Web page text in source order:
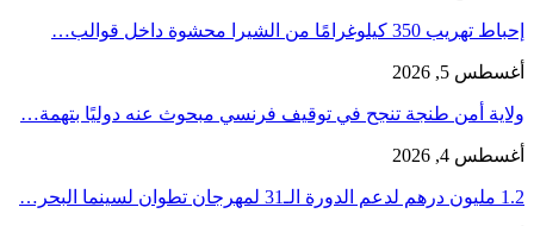
إحباط تهريب 350 كيلوغرامًا من الشيرا محشوة داخل قوالب…
أغسطس 5, 2026
ولاية أمن طنجة تنجح في توقيف فرنسي مبحوث عنه دوليًا بتهمة…
أغسطس 4, 2026
1.2 مليون درهم لدعم الدورة الـ31 لمهرجان تطوان لسينما البحر…